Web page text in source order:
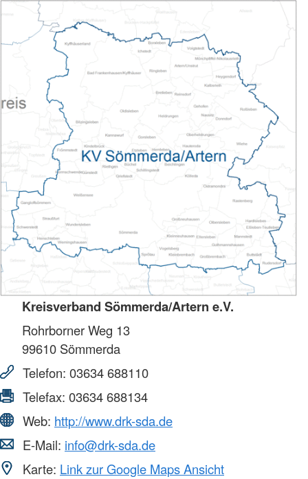
Kreisverband Sömmerda/Artern e.V.
Rohrborner Weg 13
99610 Sömmerda
Telefon: 03634 688110
Telefax: 03634 688134
Web: http://www.drk-sda.de
E-Mail: info@drk-sda.de
Karte: Link zur Google Maps Ansicht